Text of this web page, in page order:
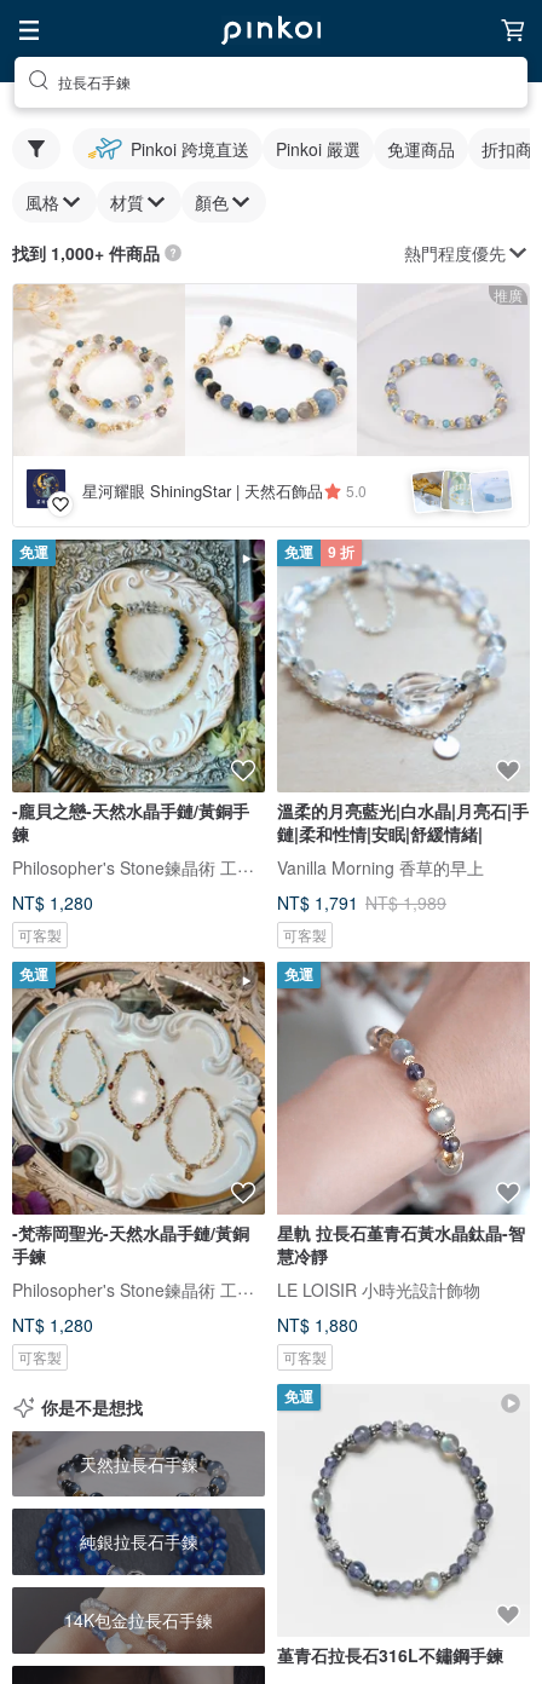
拉長石手鍊
Pinkoi 跨境直送 Pinkoi 嚴選 免運商品 折扣商
風格 材質 顏色
找到 1,000+ 件商品 熱門程度優先
推廣
星河耀眼 ShiningStar | 天然石飾品 5.0
免運
-龐貝之戀-天然水晶手鏈/黃銅手
鍊
Philosopher's Stone鍊晶術 工作室
NT$ 1,280
可客製
免運 9 折
溫柔的月亮藍光|白水晶|月亮石|手
鏈|柔和性情|安眠|舒緩情緒|
Vanilla Morning 香草的早上
NT$ 1,791 NT$ 1,989
可客製
免運
-梵蒂岡聖光-天然水晶手鏈/黃銅
手鍊
Philosopher's Stone鍊晶術 工作室
NT$ 1,280
可客製
免運
星軌 拉長石堇青石黃水晶鈦晶-智
慧冷靜
LE LOISIR 小時光設計飾物
NT$ 1,880
可客製
你是不是想找
天然拉長石手鍊
純銀拉長石手鍊
14K包金拉長石手鍊
免運
堇青石拉長石316L不鏽鋼手鍊